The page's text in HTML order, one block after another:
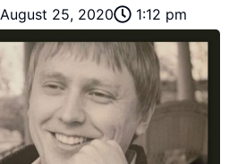
August 25, 2020 1:12 pm